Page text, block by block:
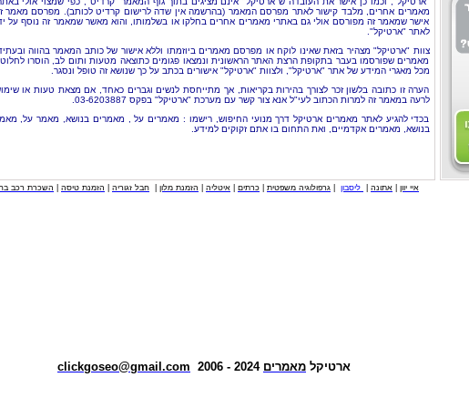
מאמרים אחרים, מלבד קישור לאתר מפרסם המאמר (בהרשמה אין שדה לרישום קרדיט לכותב). מפרסם מאמר
אישר שמאמר זה מפורסם אולי גם באתרי מאמרים אחרים בחלקו או בשלמותו, והוא מאשר שמאמר זה נוסף על
לאתר "ארטיקל".
צוות "ארטיקל" מצהיר בזאת שאינו לוקח או מפרסם מאמרים ביוזמתו וללא אישור של כותב המאמר בהווה
מאמרים שפורסמו בעבר בתקופת הרצת האתר הראשונית ונמצאו פגומים כתוצאה מטעות ותום לב, הוסרו
מכל מאגרי המידע של אתר "ארטיקל", ולצוות "ארטיקל" אישורים בכתב על כך שנושא זה טופל ונסגר.
הערה זו כתובה בלשון זכר לצורך בהירות בקריאות, אך מתייחסת לנשים וגברים כאחד, אם מצאת טעות או
לרעה במאמר זה למרות הכתוב לעי"ל אנא צור קשר עם מערכת "ארטיקל" בפקס 03-6203887.
בכדי להגיע לאתר מאמרים ארטיקל דרך מנועי החיפוש, רישמו : מאמרים על , מאמרים בנושא, מאמר על,
בנושא, מאמרים אקדמיים, ואת התחום בו אתם זקוקים למידע.
איי יוון אתונה ליסבון גרפולוגיה משפטית כרתים איטליה הזמנת מלון חבל זגוריה הזמנת טיסה השכרת רכב
ארטיקל מאמרים 2024 - 2006
clickgoseo@gmail.com